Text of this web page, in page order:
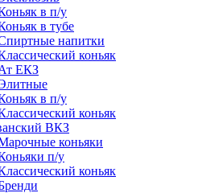
в п/у
в тубе
напитки
коньяк
ЕКЗ
в п/у
коньяк
ВКЗ
коньяки
п/у
коньяк